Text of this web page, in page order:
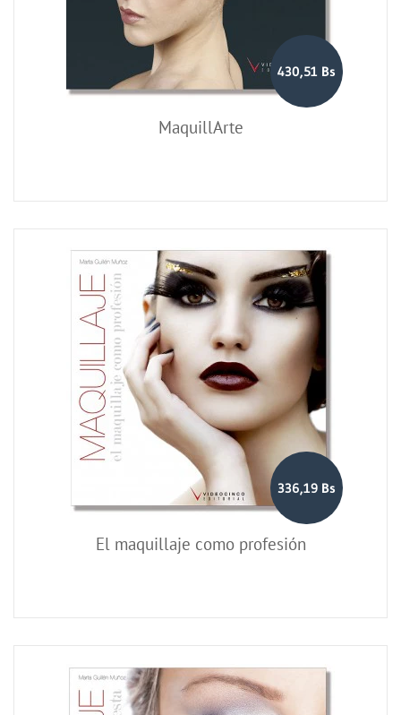
430,51 Bs
MaquillArte
336,19 Bs
El maquillaje como profesión